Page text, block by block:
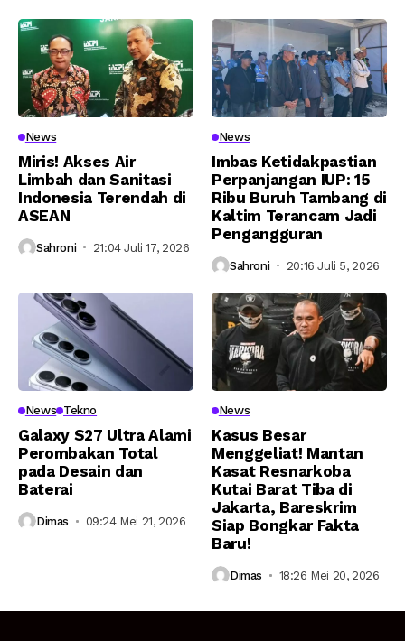
News
Miris! Akses Air
Limbah dan Sanitasi
Indonesia Terendah di
ASEAN
Sahroni 21:04 Juli 17, 2026
News
Imbas Ketidakpastian
Perpanjangan IUP: 15
Ribu Buruh Tambang di
Kaltim Terancam Jadi
Pengangguran
Sahroni 20:16 Juli 5, 2026
News Tekno
Galaxy S27 Ultra Alami
Perombakan Total
pada Desain dan
Baterai
Dimas 09:24 Mei 21, 2026
News
Kasus Besar
Menggeliat! Mantan
Kasat Resnarkoba
Kutai Barat Tiba di
Jakarta, Bareskrim
Siap Bongkar Fakta
Baru!
Dimas 18:26 Mei 20, 2026